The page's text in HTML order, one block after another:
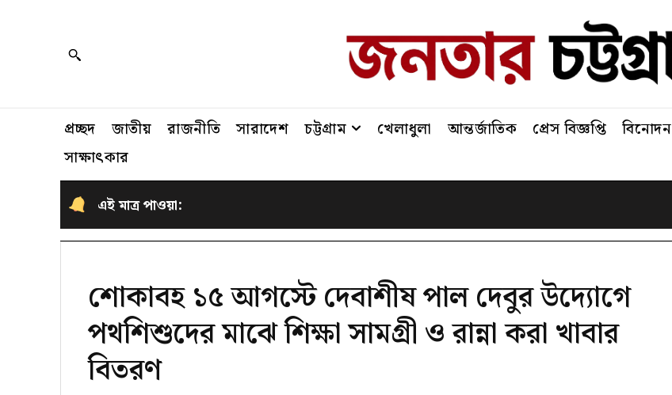
প্রচ্ছদ জাতীয় রাজনীতি সারাদেশ চট্টগ্রাম খেলাধুলা আন্তর্জাতিক প্রেস বিজ্ঞপ্তি বিনোদন
সাক্ষাৎকার
এই মাত্র পাওয়া:
শোকাবহ ১৫ আগস্টে দেবাশীষ পাল দেবুর উদ্যোগে
পথশিশুদের মাঝে শিক্ষা সামগ্রী ও রান্না করা খাবার
বিতরণ